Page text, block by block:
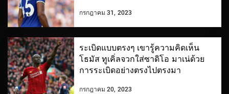
กรกฎาคม 31, 2023
ระเบิดแบบตรงๆ เขารู้ความคิดเห็น
โธมัส ทูเคิ่ลจวกใส่ซาดิโอ มาเน่ด้วย
การระเบิดอย่างตรงไปตรงมา
กรกฎาคม 20, 2023